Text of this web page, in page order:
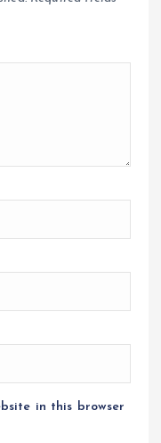
in this browser